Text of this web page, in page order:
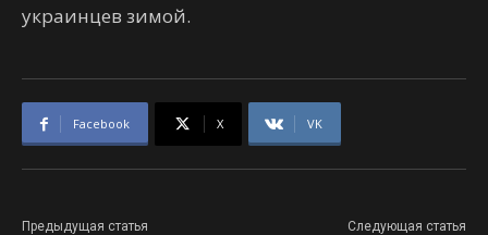
украинцев зимой.
Facebook X VK
Предыдущая статья Следующая статья